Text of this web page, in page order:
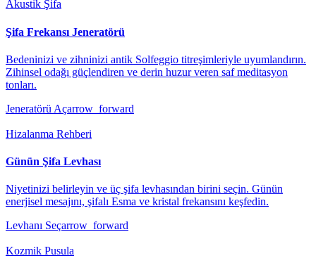
Akustik Şifa
Şifa Frekansı Jeneratörü
Bedeninizi ve zihninizi antik Solfeggio titreşimleriyle uyumlandırın.
Zihinsel odağı güçlendiren ve derin huzur veren saf meditasyon
tonları.
Jeneratörü Açarrow_forward
Hizalanma Rehberi
Günün Şifa Levhası
Niyetinizi belirleyin ve üç şifa levhasından birini seçin. Günün
enerjisel mesajını, şifalı Esma ve kristal frekansını keşfedin.
Levhanı Seçarrow_forward
Kozmik Pusula